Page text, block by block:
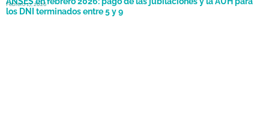
los DNI terminados entre 5 y 9
Febrero 17, 2026